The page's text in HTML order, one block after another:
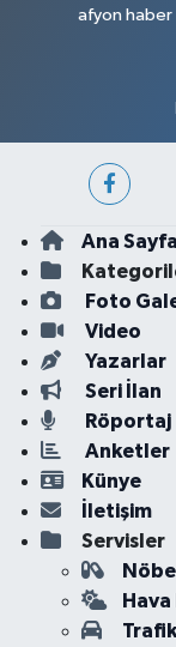
afyon haber
Ana Sayfa
Foto
Video
Yazarlar
Seri İlan
Röportaj
Anketler
Künye
İletişim
Servisler